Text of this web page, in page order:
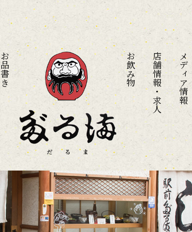
お品書き お飲み物 店舗情報・求人 メディア情報